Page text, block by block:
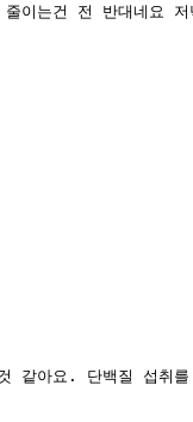
이는건 전 반대네요
같아요. 단백질 섭취